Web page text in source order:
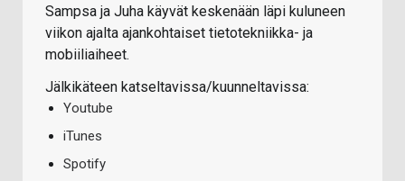
Sampsa ja Juha käyvät keskenään läpi kuluneen
viikon ajalta ajankohtaiset tietotekniikka- ja
mobiiliaiheet.
Jälkikäteen katseltavissa/kuunneltavissa:
Youtube
iTunes
Spotify